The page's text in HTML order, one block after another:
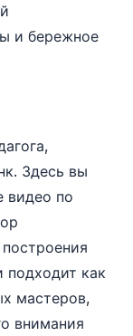
и бережное
Здесь вы
видео по
подходит как
мастеров,
внимания